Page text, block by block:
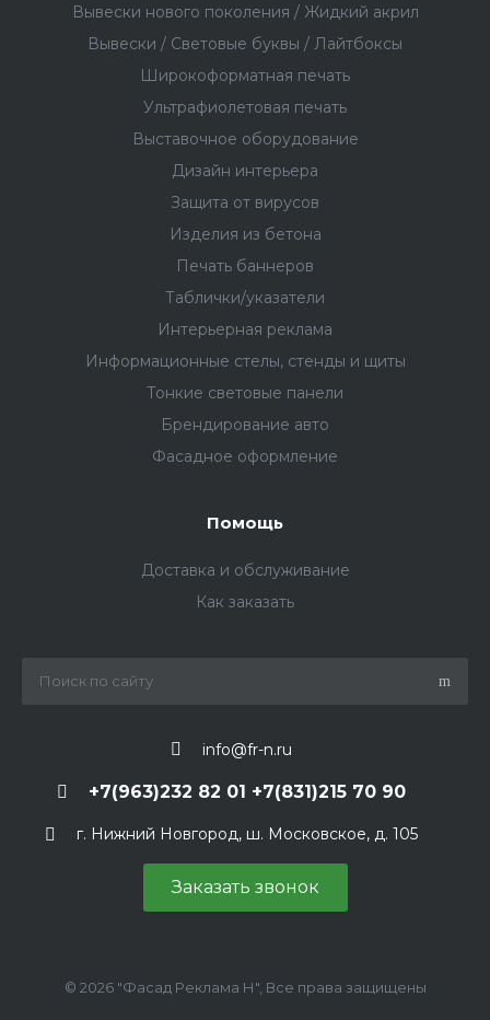
Вывески нового поколения / Жидкий акрил
Вывески / Световые буквы / Лайтбоксы
Широкоформатная печать
Ультрафиолетовая печать
Выставочное оборудование
Дизайн интерьера
Защита от вирусов
Изделия из бетона
Печать баннеров
Таблички/указатели
Интерьерная реклама
Информационные стелы, стенды и щиты
Тонкие световые панели
Брендирование авто
Фасадное оформление
Помощь
Доставка и обслуживание
Как заказать
info@fr-n.ru
+7(963)232 82 01 +7(831)215 70 90
г. Нижний Новгород, ш. Московское, д. 105
Заказать звонок
© 2026 "Фасад Реклама Н", Все права защищены